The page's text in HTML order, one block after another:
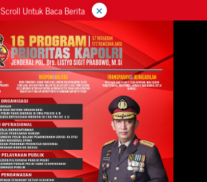
Scroll Untuk Baca Berita ×